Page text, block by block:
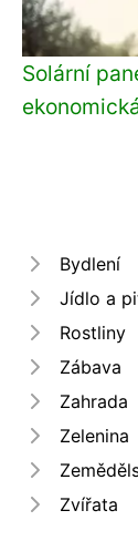
Solární
Bydlení
Jídlo a
Rostliny
Zábava
Zahrada
Zelenina
Zvířata